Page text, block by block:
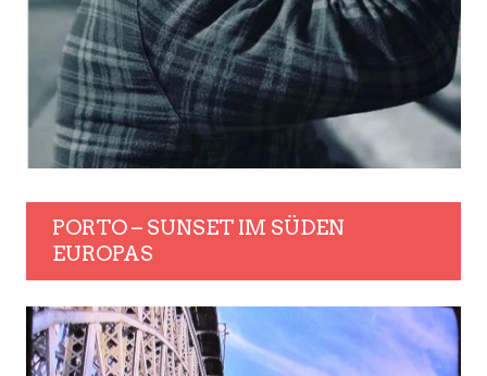
PORTO – SUNSET IM SÜDEN
EUROPAS